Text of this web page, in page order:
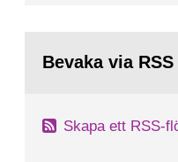
Bevaka via RSS
Skapa ett RSS-